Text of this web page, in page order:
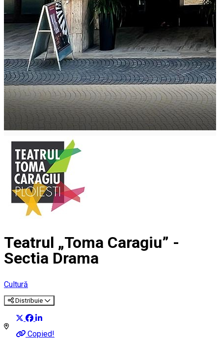
Teatrul „Toma Caragiu” -
Sectia Drama
Cultură
Distribuie
Copied!